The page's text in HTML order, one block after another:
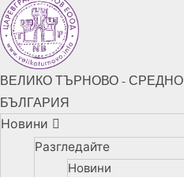
ВЕЛИКО ТЪРНОВО -
БЪЛГАРИЯ
Новини
Разгледайте
Новини